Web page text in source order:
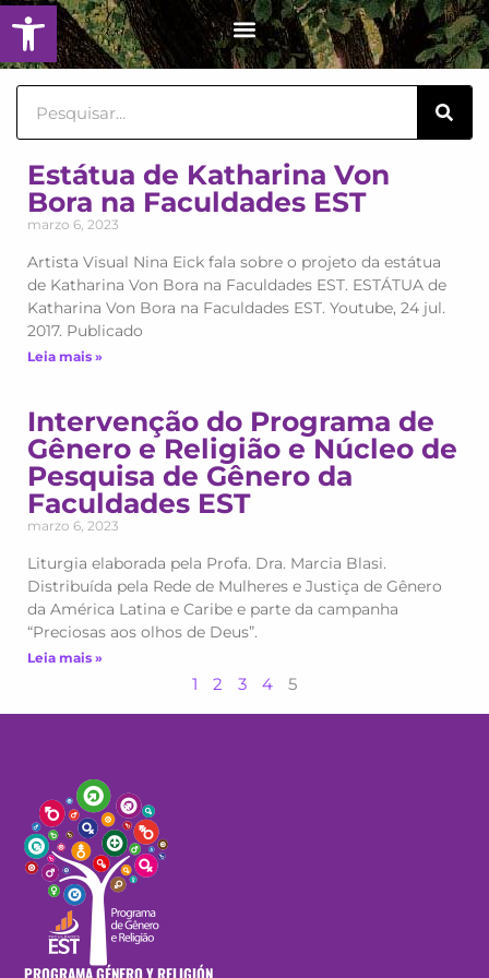
Abrir barra de herramientas
Ir
contenido
Menu
Estátua de Katharina Von
Bora na Faculdades EST
marzo 6, 2023
Artista Visual Nina Eick fala sobre o projeto da estátua
de Katharina Von Bora na Faculdades EST. ESTÁTUA de
Katharina Von Bora na Faculdades EST. Youtube, 24 jul.
2017. Publicado
Leia mais »
Intervenção do Programa de
Gênero e Religião e Núcleo de
Pesquisa de Gênero da
Faculdades EST
marzo 6, 2023
Liturgia elaborada pela Profa. Dra. Marcia Blasi.
Distribuída pela Rede de Mulheres e Justiça de Gênero
da América Latina e Caribe e parte da campanha
“Preciosas aos olhos de Deus”.
Leia mais »
Page
1
Page
2
Page
3
Page
4
Page
5